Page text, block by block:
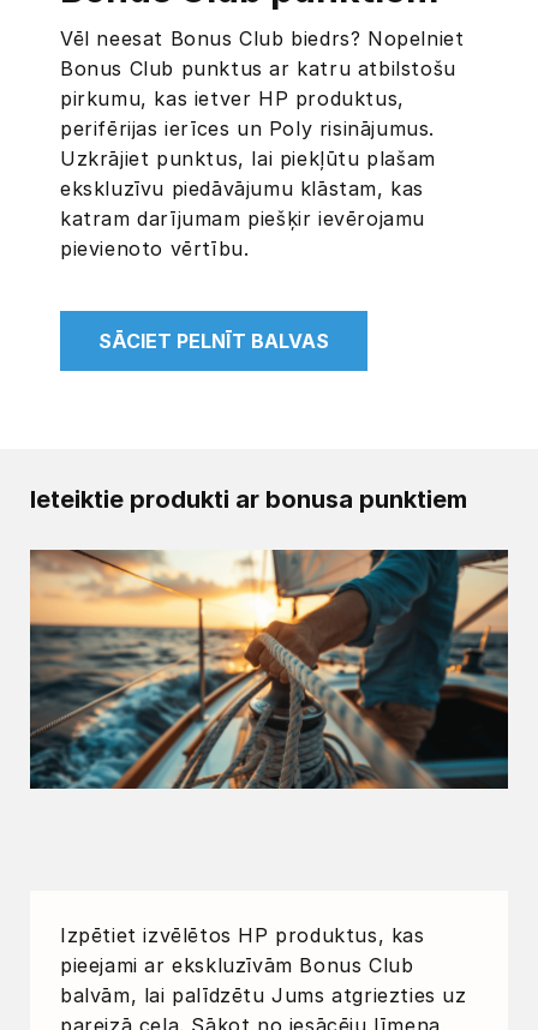
Vēl neesat Bonus Club biedrs? Nopelniet
Bonus Club punktus ar katru atbilstošu
pirkumu, kas ietver HP produktus,
perifērijas ierīces un Poly risinājumus.
Uzkrājiet punktus, lai piekļūtu plašam
ekskluzīvu piedāvājumu klāstam, kas
katram darījumam piešķir ievērojamu
pievienoto vērtību.
SĀCIET PELNĪT BALVAS
Ieteiktie produkti ar bonusa punktiem
Izpētiet izvēlētos HP produktus, kas
pieejami ar ekskluzīvām Bonus Club
balvām, lai palīdzētu Jums atgriezties uz
pareizā ceļa. Sākot no iesācēju līmeņa